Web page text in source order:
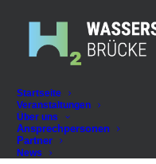
Startseite
Veranstaltungen
Über uns
Ansprechpersonen
Partner
News